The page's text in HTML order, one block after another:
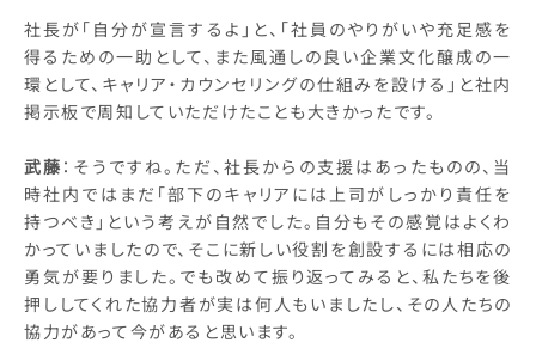
社長が「自分が宣言するよ」と、「社員のやりがいや充足感を
得るための一助として、また風通しの良い企業文化醸成の一
環として、キャリア・カウンセリングの仕組みを設ける」と社内
掲示板で周知していただけたことも大きかったです。
武藤 ：そうですね。ただ、社長からの支援はあったものの、当
時社内ではまだ「部下のキャリアには上司がしっかり責任を
持つべき」という考えが自然でした。自分もその感覚はよくわ
かっていましたので、そこに新しい役割を創設するには相応の
勇気が要りました。でも改めて振り返ってみると、私たちを後
押ししてくれた協力者が実は何人もいましたし、その人たちの
協力があって今があると思います。